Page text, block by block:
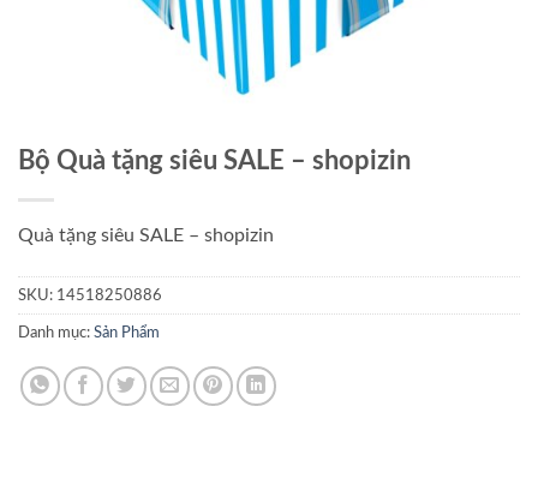
Bộ Quà tặng siêu SALE – shopizin
Quà tặng siêu SALE – shopizin
SKU: 14518250886
Danh mục: Sản Phẩm